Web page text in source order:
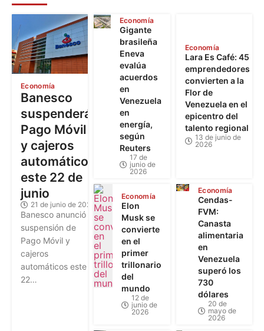
Economía
Banesco
suspenderá
Pago Móvil
y cajeros
automáticos
este 22 de
junio
21 de junio de 2026
Banesco anunció la
suspensión de
Pago Móvil y
cajeros
automáticos este
22…
Economía
Gigante
brasileña
Eneva
evalúa
acuerdos
en
Venezuela
en
energía,
según
Reuters
17 de
junio de
2026
Economía
Lara Es Café: 45
emprendedores
convierten a la
Flor de
Venezuela en el
epicentro del
talento regional
13 de junio de
2026
Economía
Elon
Musk se
convierte
en el
primer
trillonario
del
mundo
12 de
junio de
2026
Economía
Cendas-
FVM:
Canasta
alimentaria
en
Venezuela
superó los
730
dólares
20 de
mayo de
2026